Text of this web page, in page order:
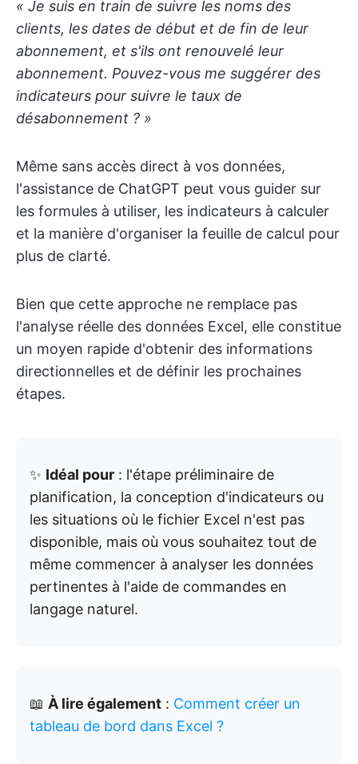
« Je suis en train de suivre les noms des
clients, les dates de début et de fin de leur
abonnement, et s'ils ont renouvelé leur
abonnement. Pouvez-vous me suggérer des
indicateurs pour suivre le taux de
désabonnement ? »
Même sans accès direct à vos données,
l'assistance de ChatGPT peut vous guider sur
les formules à utiliser, les indicateurs à calculer
et la manière d'organiser la feuille de calcul pour
plus de clarté.
Bien que cette approche ne remplace pas
l'analyse réelle des données Excel, elle constitue
un moyen rapide d'obtenir des informations
directionnelles et de définir les prochaines
étapes.
✨ Idéal pour : l'étape préliminaire de
planification, la conception d'indicateurs ou
les situations où le fichier Excel n'est pas
disponible, mais où vous souhaitez tout de
même commencer à analyser les données
pertinentes à l'aide de commandes en
langage naturel.
📖 À lire également : Comment créer un
tableau de bord dans Excel ?